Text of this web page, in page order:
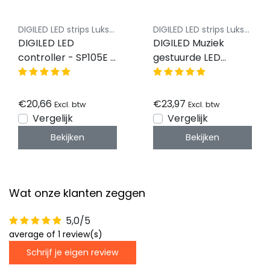
DIGILED LED strips Luksus
DIGILED LED
controller - SP105E -
voor 5v, 12v, 24v DIGI
€20,66 Excl. btw
Vergelijk
Bekijken
DIGILED LED strips Luksus
DIGILED Muziek
gestuurde LED
controller RGB -
WS2815B
€23,97 Excl. btw
Vergelijk
Bekijken
Wat onze klanten zeggen
5,0/5
average of 1 review(s)
Schrijf je eigen review